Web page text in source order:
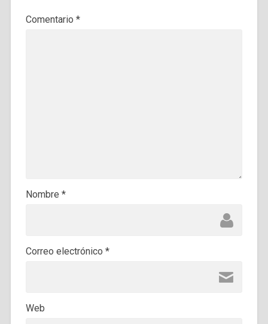
Comentario *
Nombre *
Correo electrónico *
Web